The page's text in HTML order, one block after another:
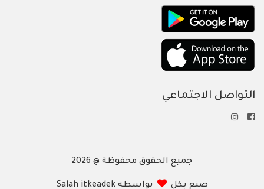
التواصل الاجتماعي
جميع الحقوق محفوظة @ 2026
صنع بكل بواسطة Salah itkeadek